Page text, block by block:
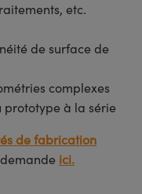
etc.
de surface de
complexes
prototype à la série
de fabrication
ici.